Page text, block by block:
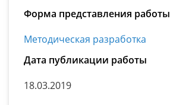
Форма представления работы
Методическая разработка
Дата публикации работы
18.03.2019